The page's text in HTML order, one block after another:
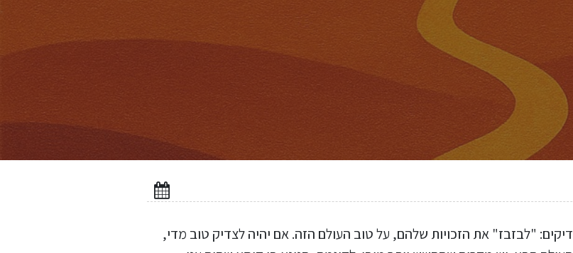
"לבזבז" את הזכויות שלהם, על טוב העולם הזה. אם יהיה לצדיק טוב מדי,